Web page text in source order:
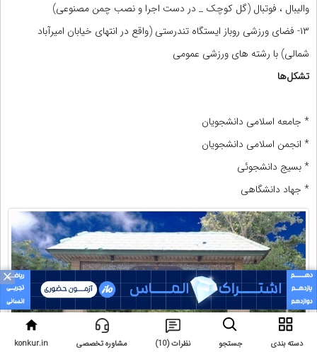
دسته بندی جستجو نظرات (10) مشاوره تخصصی konkur.in
×
والیبال ، فوتبال (گل کوچک _ در دست اجرا و نصب چمن مصنوعی)
۱۳- فضای ورزشی روباز ایستگاه تندرستی (واقع در انتهای خیابان امیرآباد
شمالی) با رشته های ورزشی عمومی
تشکل‌ها
* جامعه اسلامی دانشجویان
* انجمن اسلامی دانشجویان
* بسیج دانشجوئی
* جهاد دانشگاهی